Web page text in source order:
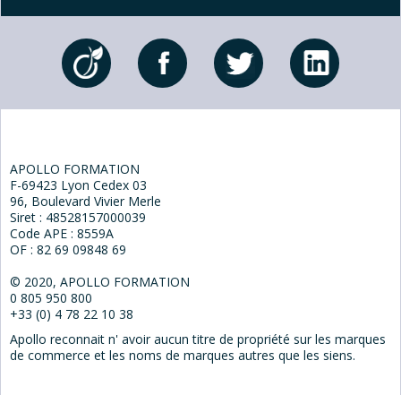
APOLLO FORMATION
F-69423 Lyon Cedex 03
96, Boulevard Vivier Merle
Siret : 48528157000039
Code APE : 8559A
OF : 82 69 09848 69
© 2020, APOLLO FORMATION
0 805 950 800
+33 (0) 4 78 22 10 38
Apollo reconnait n' avoir aucun titre de propriété sur les marques
de commerce et les noms de marques autres que les siens.